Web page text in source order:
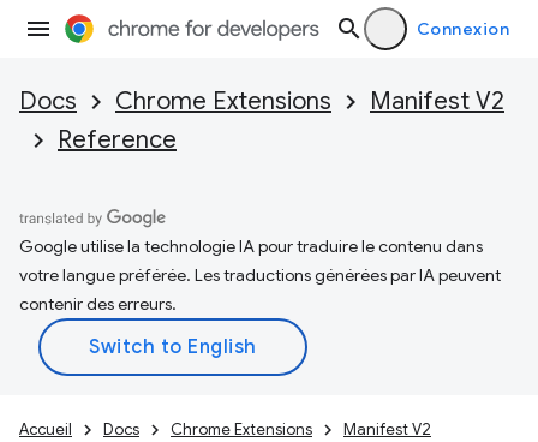
Connexion
Docs Chrome Extensions
Manifest V2
Reference
Google utilise la technologie IA pour traduire le contenu dans
votre langue préférée. Les traductions générées par IA peuvent
contenir des erreurs.
Accueil Docs Chrome Extensions
Manifest V2